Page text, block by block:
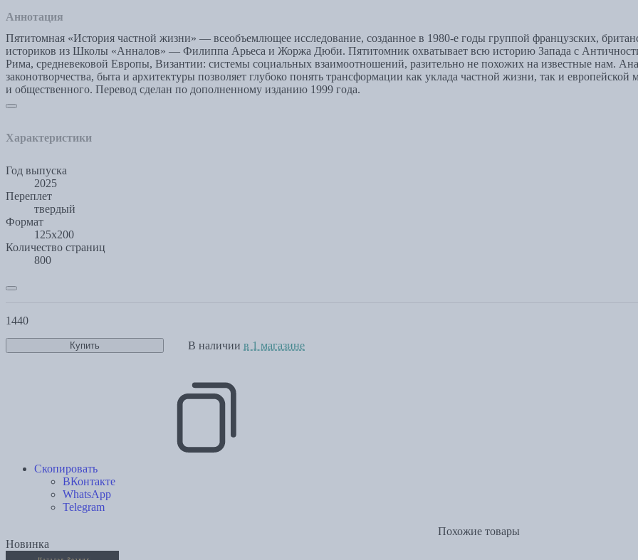
Аннотация
Пятитомная «История частной жизни» — всеобъемлющее исследование, созданное в 1980-е годы группой французских,
историков из Школы «Анналов» — Филиппа Арьеса и Жоржа Дюби. Пятитомник охватывает всю историю Запада с
Рима, средневековой Европы, Византии: системы социальных взаимоотношений, разительно не похожих на известные нам.
законотворчества, быта и архитектуры позволяет глубоко понять трансформации как уклада частной жизни, так и
и общественного. Перевод сделан по дополненному изданию 1999 года.
Характеристики
Год выпуска
2025
Переплет
твердый
Формат
125х200
Количество страниц
800
1440
Купить В наличии в 1 магазине
Скопировать
ВКонтакте
WhatsApp
Telegram
Похожие товары
Новинка